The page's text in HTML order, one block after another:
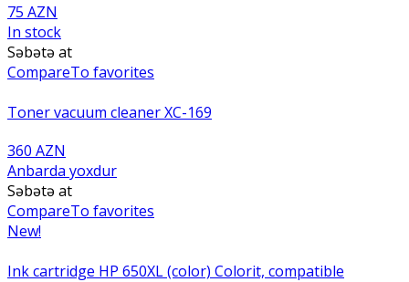
75 AZN
In stock
Səbətə at
CompareTo favorites
Toner vacuum cleaner XC-169
360 AZN
Anbarda yoxdur
Səbətə at
CompareTo favorites
New!
Ink cartridge HP 650XL (color) Colorit, compatible